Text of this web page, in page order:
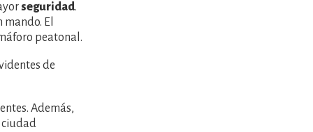
seguridad.
El
peatonal.
de
Además,
ciudad